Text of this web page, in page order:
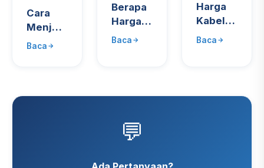
Cara
Menjual
Mesin
Harga
Baca
Berapa
Harga
Besi
Baca
Harga
Kabel
Tembaga
Baca
💬